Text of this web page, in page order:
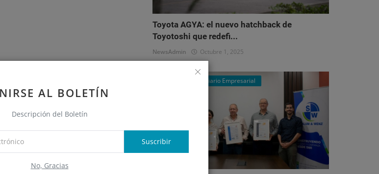
AL BOLETÍN
Descripción del Boletín
Suscribir
No, Gracias
Toyota AGYA: el nuevo hatchback de
Toyotoshi que redefi...
NewsAdmin Octubre 1, 2025
Mercado Inmobiliario Empresarial